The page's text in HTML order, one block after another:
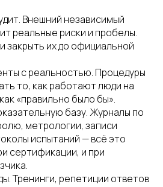
Внешний независимый
реальные риски и пробелы.
закрыть их до официальной
с реальностью. Процедуры
то, как работают люди на
«правильно было бы».
базу. Журналы по
метрологии, записи
испытаний — всё это
сертификации, и при
Тренинги, репетиции ответов